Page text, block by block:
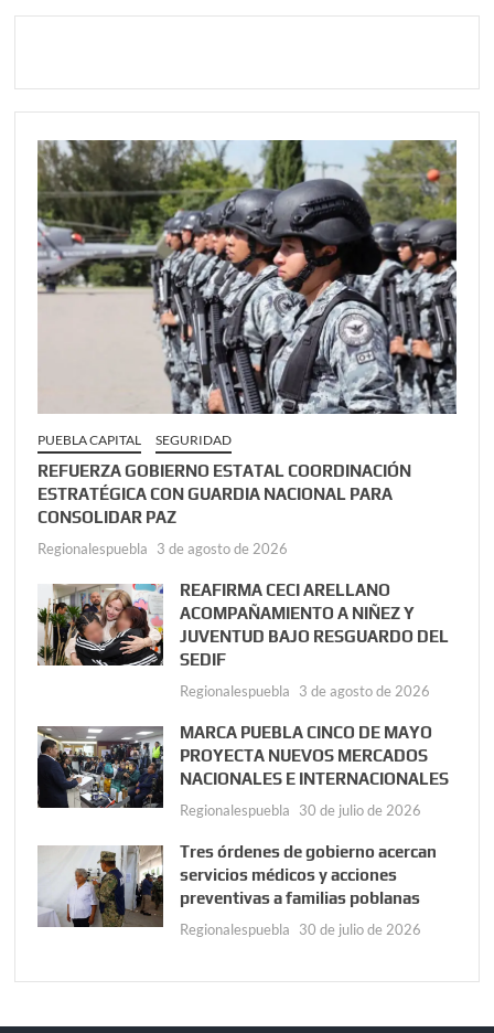
PUEBLA CAPITAL SEGURIDAD
REFUERZA GOBIERNO ESTATAL COORDINACIÓN
ESTRATÉGICA CON GUARDIA NACIONAL PARA
CONSOLIDAR PAZ
Regionalespuebla 3 de agosto de 2026
REAFIRMA CECI ARELLANO
ACOMPAÑAMIENTO A NIÑEZ Y
JUVENTUD BAJO RESGUARDO DEL
SEDIF
Regionalespuebla 3 de agosto de 2026
MARCA PUEBLA CINCO DE MAYO
PROYECTA NUEVOS MERCADOS
NACIONALES E INTERNACIONALES
Regionalespuebla 30 de julio de 2026
Tres órdenes de gobierno acercan
servicios médicos y acciones
preventivas a familias poblanas
Regionalespuebla 30 de julio de 2026